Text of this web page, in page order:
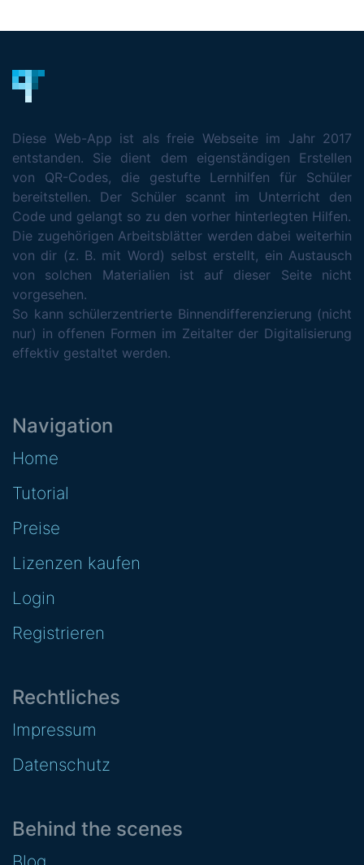
Diese Web-App ist als freie Webseite im Jahr 2017
entstanden. Sie dient dem eigenständigen Erstellen
von QR-Codes, die gestufte Lernhilfen für Schüler
bereitstellen. Der Schüler scannt im Unterricht den
Code und gelangt so zu den vorher hinterlegten Hilfen.
Die zugehörigen Arbeitsblätter werden dabei weiterhin
von dir (z. B. mit Word) selbst erstellt, ein Austausch
von solchen Materialien ist auf dieser Seite nicht
vorgesehen.
So kann schülerzentrierte Binnendifferenzierung (nicht
nur) in offenen Formen im Zeitalter der Digitalisierung
effektiv gestaltet werden.
Navigation
Home
Tutorial
Preise
Lizenzen kaufen
Login
Registrieren
Rechtliches
Impressum
Datenschutz
Behind the scenes